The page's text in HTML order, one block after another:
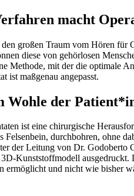
macht
großen Traum vom Hören für
diese von gehörlosen
Methode, mit der die optimale
ist maßgenau angepasst.
Wohle der
ist eine chirurgische
Felsenbein, durchbohren, ohne
der Leitung von Dr. Godoberto
Kunststoffmodell ausgedruckt.
ermöglicht und nicht wie